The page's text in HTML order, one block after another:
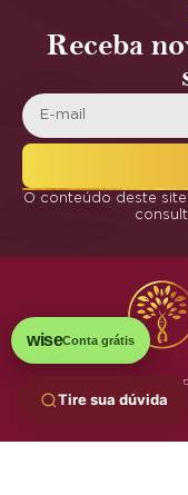
Receba
O conteúdo deste
wiseConta grátis
Tire sua dúvida